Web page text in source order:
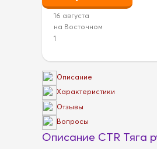
16 августа
на Восточном
1
Описание
Характеристики
Отзывы
Вопросы
Описание CTR Тяга